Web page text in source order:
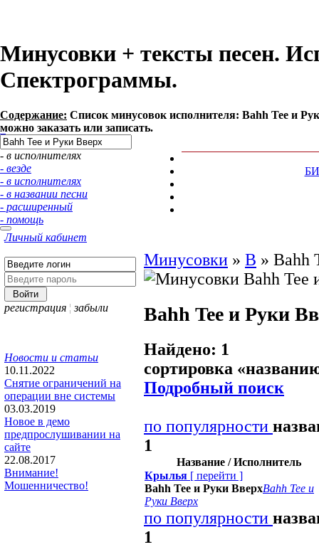
Минусовки + тексты песен.
Спектрограммы.
Содержание: Список минусовок исполнителя: Bahh Tee и
можно заказать или записать.
- в исполнителях
- везде
- в исполнителях
- в названии песни
- расширенный
- помощь
Личный кабинет
регистрация ¦ забыли
Новости и статьи
10.11.2022
Снятие ограничений на
операции вне системы
03.03.2019
Новое в демо
предпрослушивании на
сайте
22.08.2017
Внимание!
Мошенничество!
Минусовки » B » Bahh
Bahh Tee и Руки
Найдено: 1
сортировка «
Подробный поиск
по популярности
1
Название / Исполнитель
Крылья [ перейти ]
Bahh Tee и Руки ВверхBahh Tee и
Руки Вверх
по популярности
1